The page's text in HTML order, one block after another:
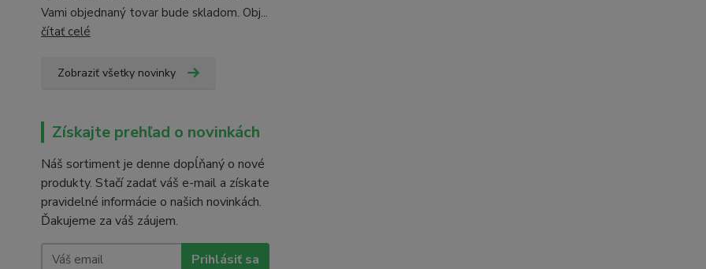
Vami objednaný tovar bude skladom. Obj...
čítať celé
Zobraziť všetky novinky
Získajte prehľad o novinkách
Náš sortiment je denne dopĺňaný o nové
produkty. Stačí zadať váš e-mail a získate
pravidelné informácie o našich novinkách.
Ďakujeme za váš záujem.
Prihlásiť sa